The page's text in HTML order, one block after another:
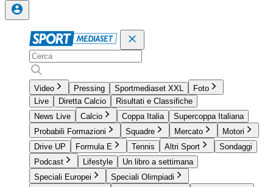
Video Pressing Sportmediaset XXL
Foto
Live
Diretta Calcio
Risultati e Classifiche
News Live
Calcio Coppa Italia
Supercoppa Italiana
Probabili Formazioni
Squadre Mercato
Motori
Drive UP
Formula E Tennis Altri Sport
Sondaggi
Podcast
Lifestyle
Un libro a settimana
Speciali Europei
Speciali Olimpiadi